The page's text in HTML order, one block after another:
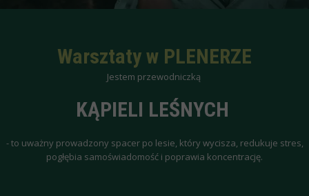
Warsztaty w PLENERZE
Jestem przewodniczką
KĄPIELI LEŚNYCH
- to uważny prowadzony spacer po lesie, który wycisza, redukuje stres,
pogłębia samoświadomość i poprawia koncentrację.